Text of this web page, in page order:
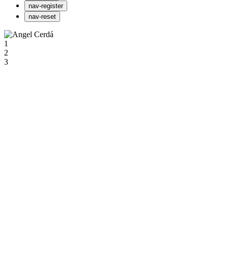
nav-register
nav-reset
1
2
3